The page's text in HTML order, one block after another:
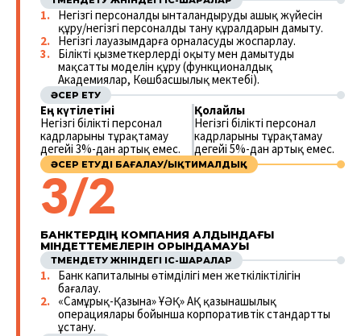
Негізгі персоналды ынталандырудың ашық жүйесін
құру/негізгі персоналды тану құралдарын дамыту.
Негізгі лауазымдарға орналасуды жоспарлау.
Білікті қызметкерлерді оқыту мен дамытудың
мақсатты моделін құру (функционалдық
Академиялар, Көшбасшылық мектебі).
ӘСЕР ЕТУ
Ең күтілетіні
Негізгі білікті персонал
кадрларының тұрақтамау
деңгейі 3%-дан артық емес.
Қолайлы
Негізгі білікті персонал
кадрларының тұрақтамау
деңгейі 5%-дан артық емес.
ӘСЕР ЕТУДІ БАҒАЛАУ/ЫҚТИМАЛДЫҚ
3/2
БАНКТЕРДІҢ КОМПАНИЯ АЛДЫНДАҒЫ
МІНДЕТТЕМЕЛЕРІН ОРЫНДАМАУЫ
ТӨМЕНДЕТУ ЖӨНІНДЕГІ ІС-ШАРАЛАР
Банк капиталының өтімділігі мен жеткіліктілігін
бағалау.
«Самұрық-Қазына» ҰӘҚ» АҚ қазынашылық
операциялары бойынша корпоративтік стандартты
ұстану.